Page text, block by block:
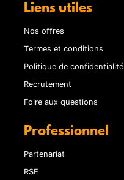
Liens utiles
Nos offres
Termes et conditions
Politique de confidentialité
Recrutement
Foire aux questions
Professionnel
Partenariat
RSE